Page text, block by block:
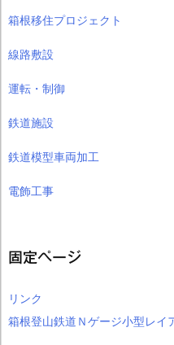
箱根移住プロジェクト
線路敷設
運転・制御
鉄道施設
鉄道模型車両加工
電飾工事
固定ページ
リンク
箱根登山鉄道Ｎゲージ小型レイ